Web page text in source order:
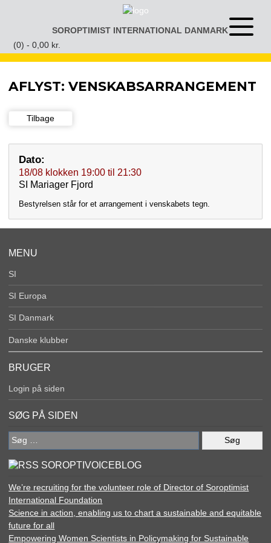
SOROPTIMIST INTERNATIONAL DANMARKÅben
menu
(0) - 0,00 kr.
AFLYST: VENSKABSARRANGEMENT
Tilbage
Dato:
18/08 klokken 19:00 til 21:30
SI Mariager Fjord
Bestyrelsen står for et arrangement i venskabets tegn.
MENU
SI
SI Europa
SI Danmark
Danske klubber
BRUGER
Login på siden
SØG PÅ SIDEN
Søg
efter:
SOROPTIVOICEBLOG
We’re recruiting for the volunteer role of Director of Soroptimist
International Foundation
Science in action, enabling us to chart a sustainable and equitable
future for all
Empowering Women Scientists in Policymaking for Sustainable